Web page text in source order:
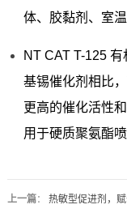
体、胶黏剂、室
NT CAT T-125
基锡催化剂相比
更高的催化活性
用于硬质聚氨酯
上一篇： 热敏型促进剂，